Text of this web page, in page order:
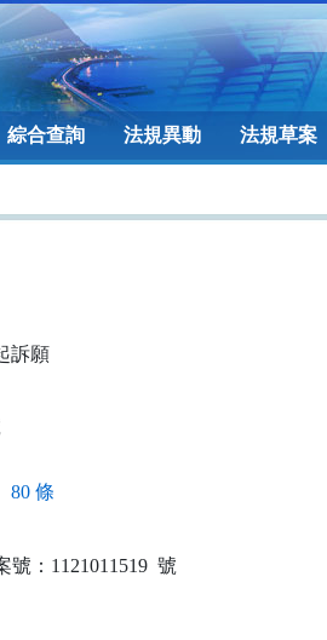
綜合查詢 法規異動 法規草案
訴願
80 條
號：1121011519  號